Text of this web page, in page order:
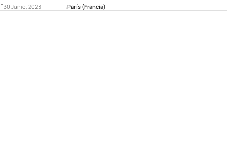
30 Junio, 2023 DeportesParís (Francia)